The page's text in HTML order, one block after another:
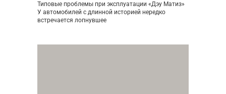
Типовые проблемы при эксплуатации «Дэу Матиз»
У автомобилей с длинной историей нередко
встречается лопнувшее